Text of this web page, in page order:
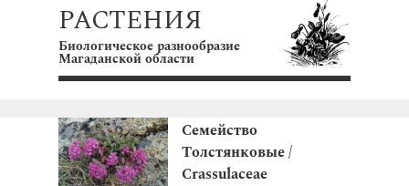
РАСТЕНИЯ
Биологическое разнообразие
Магаданской области
Семейство
Толстянковые /
Crassulaceae